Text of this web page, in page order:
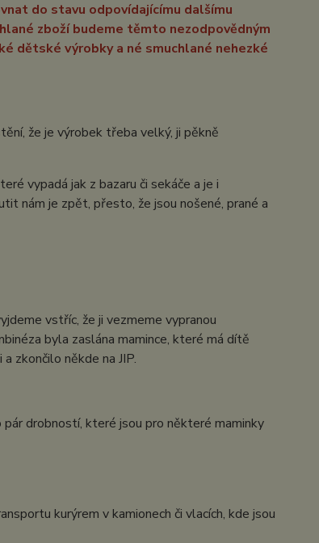
do stavu odpovídajícímu dalšímu
zboží budeme těmto nezodpovědným
dětské výrobky a né smuchlané nehezké
že je výrobek třeba velký, ji pěkně
vypadá jak z bazaru či sekáče a je i
nám je zpět, přesto, že jsou nošené, prané a
vstříc, že ji vezmeme vypranou
byla zaslána mamince, které má dítě
zkončilo někde na JIP.
drobností, které jsou pro některé maminky
kurýrem v kamionech či vlacích, kde jsou